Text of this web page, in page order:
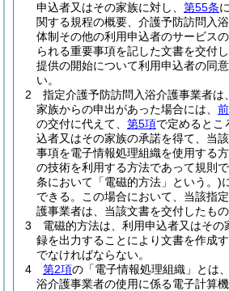
申込者又はその家族に対し、 第55条
関する規程の概要、介護予防訪問入
体制その他の利用申込者のサービス
られる重要事項を記した文書を交付
提供の開始について利用申込者の同
い。
2
指定介護予防訪問入浴介護事業者は
家族からの申出があった場合には、
の交付に代えて、 第5項で定めるとこ
込者又はその家族の承諾を得て、当
事項を電子情報処理組織を使用する
の技術を利用する方法であって規則
条において「電磁的方法」という。)
できる。
この場合において、当該指
護事業者は、当該文書を交付したもの
3
電磁的方法は、利用申込者又はそ
録を出力することにより文書を作成
でなければならない。
4
第2項の「電子情報処理組織」とは
浴介護事業者の使用に係る電子計算